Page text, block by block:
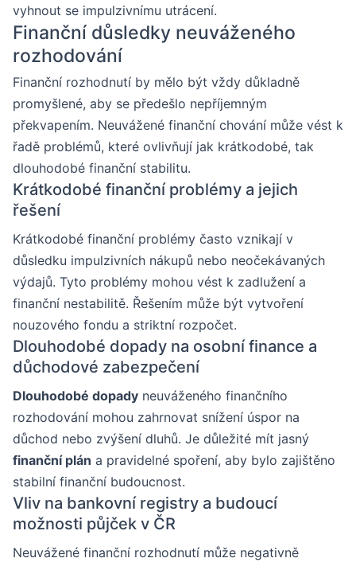
vyhnout se impulzivnímu utrácení.
Finanční důsledky neuváženého
rozhodování
Finanční rozhodnutí by mělo být vždy důkladně
promyšlené, aby se předešlo nepříjemným
překvapením. Neuvážené finanční chování může vést k
řadě problémů, které ovlivňují jak krátkodobé, tak
dlouhodobé finanční stabilitu.
Krátkodobé finanční problémy a jejich
řešení
Krátkodobé finanční problémy často vznikají v
důsledku impulzivních nákupů nebo neočekávaných
výdajů. Tyto problémy mohou vést k zadlužení a
finanční nestabilitě. Řešením může být vytvoření
nouzového fondu a striktní rozpočet.
Dlouhodobé dopady na osobní finance a
důchodové zabezpečení
Dlouhodobé dopady neuváženého finančního
rozhodování mohou zahrnovat snížení úspor na
důchod nebo zvýšení dluhů. Je důležité mít jasný
finanční plán a pravidelné spoření, aby bylo zajištěno
stabilní finanční budoucnost.
Vliv na bankovní registry a budoucí
možnosti půjček v ČR
Neuvážené finanční rozhodnutí může negativně